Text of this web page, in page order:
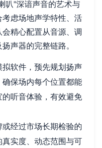
叭"深谙声音的艺术与
虑场地声学特性、活
精心配置从音源、调
声器的完整链路。
软件，预先规划扬声
保场内每个位置都能
听音体验，有效避免
经过市场长期检验的
实度、动态范围与可